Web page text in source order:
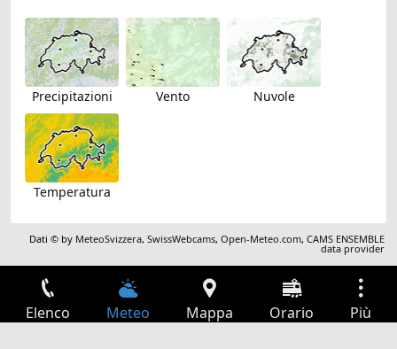
Precipitazioni Vento Nuvole
Temperatura
Dati © by MeteoSvizzera,SwissWebcams,Open-Meteo.com,CAMS ENSEMBLE
data provider
Elenco Meteo Mappa Orario Più